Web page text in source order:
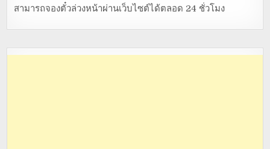
สามารถจองตั๋วล่วงหน้าผ่านเว็บไซต์ได้ตลอด 24 ชั่วโมง